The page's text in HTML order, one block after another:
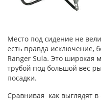
Место под сидение не
есть правда исключение,
Ranger Sula. Это широкая
трубой под большой вес
посадки.
Сравнивая как выглядят